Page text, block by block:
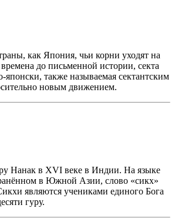
как Япония, чьи корни уходят на
до письменной истории, секта
японски, также называемая сектантским
новым движением.
Нанак в XVI веке в Индии. На языке
в Южной Азии, слово «сикх»
являются учениками единого Бога
гуру.